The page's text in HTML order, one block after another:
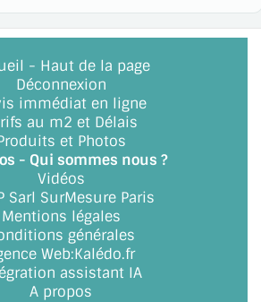
- Haut de la page
Déconnexion
immédiat en ligne
au m2 et Délais
et Photos
- Qui sommes nous ?
Vidéos
Sarl SurMesure Paris
Mentions légales
générales
Web:Kalédo.fr
assistant IA
A propos